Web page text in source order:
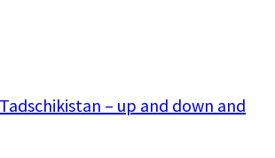
– up and down and